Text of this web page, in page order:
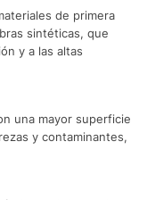
de primera
sintéticas, que
y a las altas
una mayor superficie
y contaminantes,